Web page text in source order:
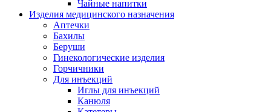
Чайные напитки
Изделия медицинского назначения
Аптечки
Бахилы
Беруши
Гинекологические изделия
Горчичники
Для инъекций
Иглы для инъекций
Канюля